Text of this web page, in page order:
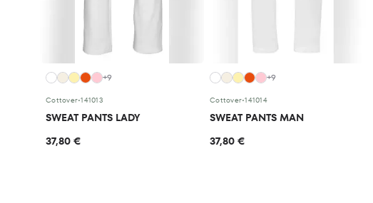
+9
Cottover•141013
SWEAT PANTS LADY
37,80 €
+9
Cottover•141014
SWEAT PANTS MAN
37,80 €